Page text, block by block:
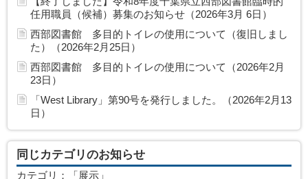
任用職員（候補）募集のお知らせ（2026年3月 6日）
西部図書館 多目的トイレの使用について（復旧しまし
た）（2026年2月25日）
西部図書館 多目的トイレの使用について（2026年2月
23日）
「West Library」第90号を発行しました。（2026年2月13
日）
同じカテゴリのお知らせ
カテゴリ：「展示」